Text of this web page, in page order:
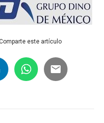
este artículo